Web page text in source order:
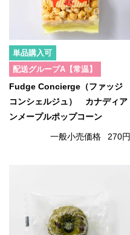
単品購入可
配送グループA【常温】
Fudge Concierge（ファッジ
コンシェルジュ） カナディア
ンメープルポップコーン
一般小売価格 270円